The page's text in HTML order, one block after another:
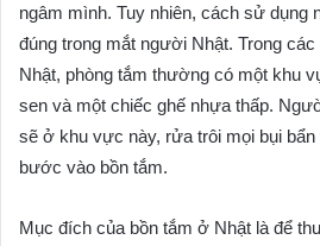
ngâm mình. Tuy nhiên, cách sử dụng
đúng trong mắt người Nhật. Trong
Nhật, phòng tắm thường có một khu
sen và một chiếc ghế nhựa thấp.
sẽ ở khu vực này, rửa trôi mọi bụi
bước vào bồn tắm.
Mục đích của bồn tắm ở Nhật là để